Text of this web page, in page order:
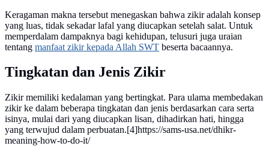
Keragaman makna tersebut menegaskan bahwa zikir adalah konsep
yang luas, tidak sekadar lafal yang diucapkan setelah salat. Untuk
memperdalam dampaknya bagi kehidupan, telusuri juga uraian
tentang manfaat zikir kepada Allah SWT beserta bacaannya.
Tingkatan dan Jenis Zikir
Zikir memiliki kedalaman yang bertingkat. Para ulama membedakan
zikir ke dalam beberapa tingkatan dan jenis berdasarkan cara serta
isinya, mulai dari yang diucapkan lisan, dihadirkan hati, hingga
yang terwujud dalam perbuatan.[4]https://sams-usa.net/dhikr-
meaning-how-to-do-it/